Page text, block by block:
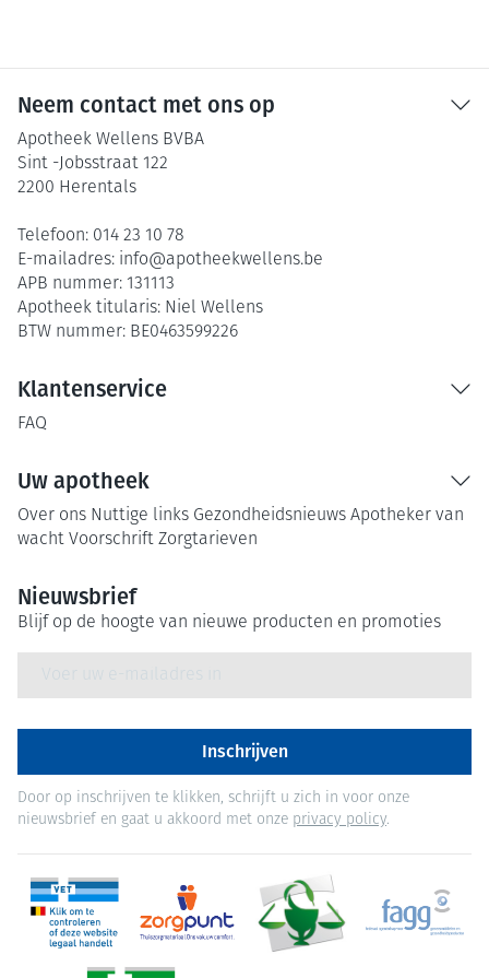
Neem contact met ons op
Apotheek Wellens BVBA
Sint -Jobsstraat 122
2200 Herentals
Telefoon: 014 23 10 78
E-mailadres: info@apotheekwellens.be
APB nummer: 131113
Apotheek titularis: Niel Wellens
BTW nummer: BE0463599226
Klantenservice
FAQ
Uw apotheek
Over ons Nuttige links Gezondheidsnieuws Apotheker van
wacht Voorschrift Zorgtarieven
Nieuwsbrief
Blijf op de hoogte van nieuwe producten en promoties
Inschrijven
Door op inschrijven te klikken, schrijft u zich in voor onze
nieuwsbrief en gaat u akkoord met onze privacy policy.